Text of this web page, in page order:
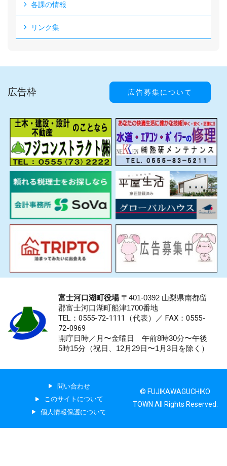
各課の情報
リンク集
広告枠 広告募集について
富士河口湖町役場〒401-0392 山梨県南都留
郡富士河口湖町船津1700番地
TEL：0555-72-1111 （代表）／ FAX：0555-
72-0969
開庁日時／月〜金曜日 午前8時30分〜午後
5時15分（祝日、12月29日〜1月3日を除く）
問い合わせ
このサイトについて
個人情報保護について
© FUJIKAWAGUCHIKO
TOWN All Rights Reserved.